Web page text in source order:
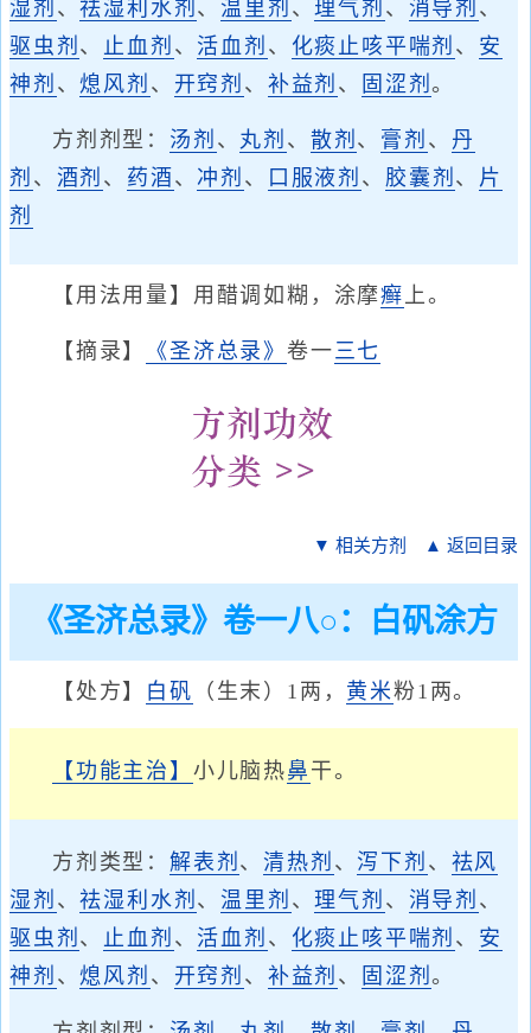
湿剂 、祛湿利水剂 、温里剂 、理气剂 、 消导剂 、
驱虫剂 、 止血剂 、 活血剂 、 化痰止咳平喘剂 、 安
神剂 、熄风剂 、 开窍剂 、 补益剂 、 固涩剂。
方剂剂型： 汤剂 、 丸剂 、 散剂 、 膏剂 、 丹
剂 、 酒剂 、 药酒 、 冲剂 、 口服液剂 、 胶囊剂 、 片
剂
【用法用量】用醋调如糊，涂摩癣上。
【摘录】 《圣济总录》卷一三七
▼ 相关方剂 ▲ 返回目录
《圣济总录》卷一八○：白矾涂方
【处方】 白矾 （生末）1两， 黄米粉1两。
【功能主治】 小儿脑热鼻 干。
方剂类型： 解表剂 、清热剂 、 泻下剂 、 祛风
湿剂 、祛湿利水剂 、温里剂 、理气剂 、 消导剂 、
驱虫剂 、 止血剂 、 活血剂 、 化痰止咳平喘剂 、 安
神剂 、熄风剂 、 开窍剂 、 补益剂 、 固涩剂。